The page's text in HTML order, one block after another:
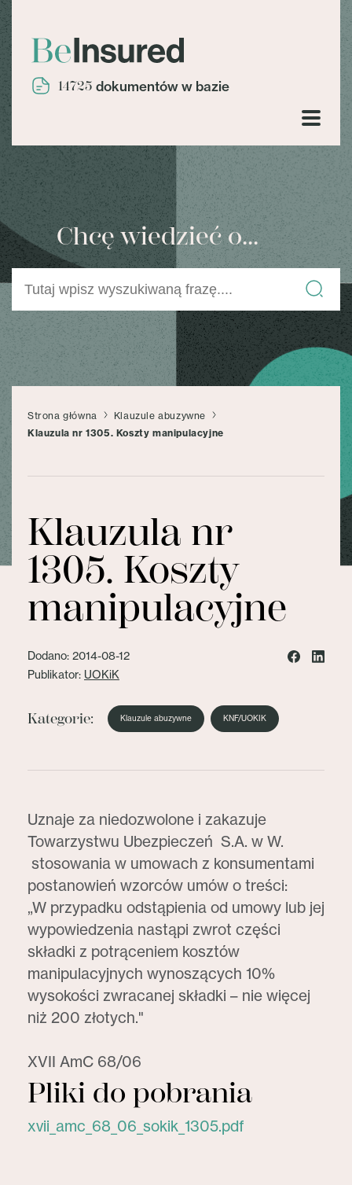
14725 dokumentów w bazie
Chcę wiedzieć o...
Strona główna
Klauzule abuzywne
Klauzula nr 1305. Koszty manipulacyjne
Klauzula nr
1305. Koszty
manipulacyjne
Dodano: 2014-08-12
Publikator: UOKiK
Kategorie: Klauzule abuzywne KNF/UOKIK
Uznaje za niedozwolone i zakazuje
Towarzystwu Ubezpieczeń S.A. w W.
stosowania w umowach z konsumentami
postanowień wzorców umów o treści:
„W przypadku odstąpienia od umowy lub jej
wypowiedzenia nastąpi zwrot części
składki z potrąceniem kosztów
manipulacyjnych wynoszących 10%
wysokości zwracanej składki – nie więcej
niż 200 złotych."
XVII AmC 68/06
Pliki do pobrania
xvii_amc_68_06_sokik_1305.pdf